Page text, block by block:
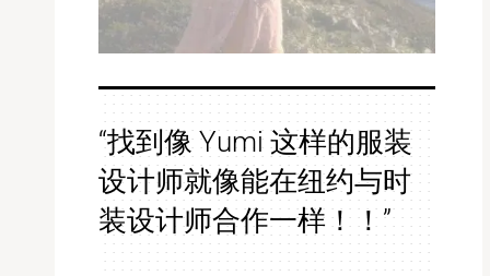
“找到像 Yumi 这样的服装
设计师就像能在纽约与时
装设计师合作一样！！”